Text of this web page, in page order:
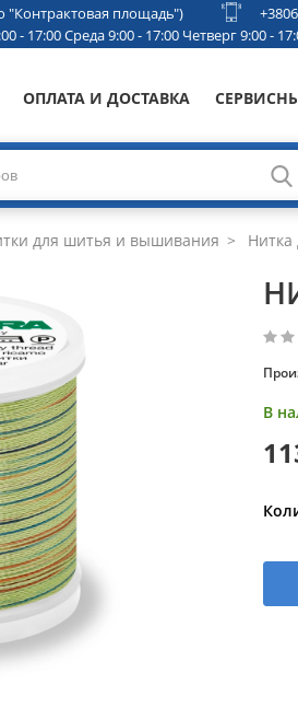
"Контрактовая площадь")
- 17:00 Среда 9:00 - 17:00 Четверг 9:00 -
ОПЛАТА И ДОСТАВКА
для шитья и вышивания
В